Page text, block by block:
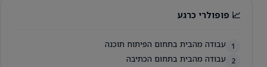
📈 פופולרי כרגע
1 עבודה מהבית בתחום הפיתוח תוכנה
2 עבודה מהבית בתחום הכתיבה